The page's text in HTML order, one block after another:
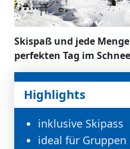
Skispaß und jede
perfekten Tag im
Highlights
inklusive Skipass
ideal für Gruppen